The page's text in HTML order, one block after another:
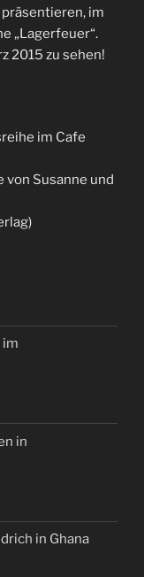
im
„Lagerfeuer“.
2015 zu sehen!
im Cafe
von Susanne und
im
in
in Ghana